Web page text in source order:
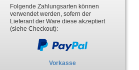
Folgende Zahlungsarten können
verwendet werden, sofern der
Lieferant der Ware diese akzeptiert
(siehe Checkout):
Vorkasse